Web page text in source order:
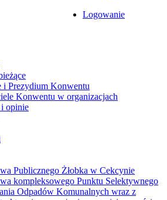
Logowanie
i Prezydium Konwentu
Konwentu w organizacjach
opinie
Publicznego Żłobka w Cekcynie
kompleksowego Punktu Selektywnego
Odpadów Komunalnych wraz z